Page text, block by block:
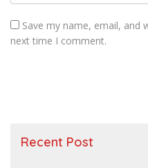
Save my name, email, and
next time I comment.
Recent Post